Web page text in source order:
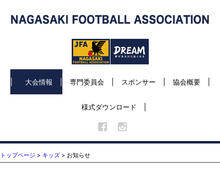
大会情報 専門委員会 スポンサー 協会概要
様式ダウンロード
トップページ > キッズ > お知らせ